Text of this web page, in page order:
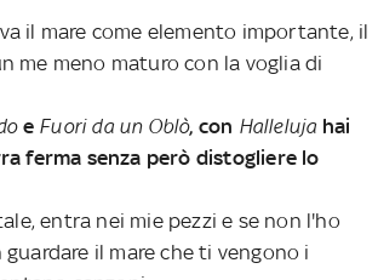
il mare come elemento importante, il
me meno maturo con la voglia di
e Fuori da un Oblò, con Hallelujahai
ferma senza però distogliere lo
entra nei mie pezzi e se non l'ho
il mare che ti vengono i